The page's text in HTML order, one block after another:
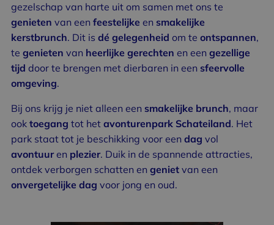
gezelschap van harte uit om samen met ons te
genieten van een feestelijke en smakelijke
kerstbrunch. Dit is dé gelegenheid om te ontspannen,
te genieten van heerlijke gerechten en een gezellige
tijd door te brengen met dierbaren in een sfeervolle
omgeving.
Bij ons krijg je niet alleen een smakelijke brunch, maar
ook toegang tot het avonturenpark Schateiland. Het
park staat tot je beschikking voor een dag vol
avontuuren plezier. Duik in de spannende attracties,
ontdek verborgen schatten en genietvan een
onvergetelijke dag voor jong en oud.